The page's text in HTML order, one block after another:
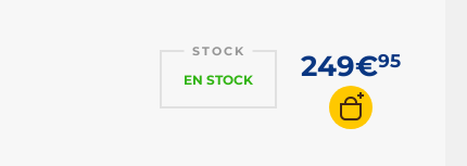
STOCK
EN STOCK 249€95